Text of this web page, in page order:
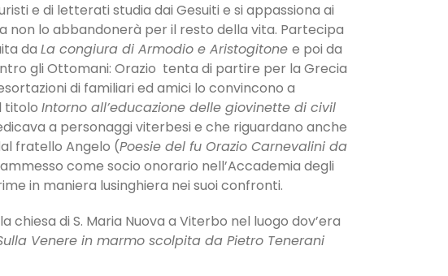
e di letterati studia dai Gesuiti e si appassiona ai
non lo abbandonerà per il resto della vita. Partecipa
da La congiura di Armodio e Aristogitone e poi da
gli Ottomani: Orazio tenta di partire per la Grecia
di familiari ed amici lo convincono a
titolo Intorno all’educazione delle giovinette di civil
a personaggi viterbesi e che riguardano anche
fratello Angelo (Poesie del fu Orazio Carnevalini da
come socio onorario nell’Accademia degli
in maniera lusinghiera nei suoi confronti.
chiesa di S. Maria Nuova a Viterbo nel luogo dov’era
Venere in marmo scolpita da Pietro Tenerani